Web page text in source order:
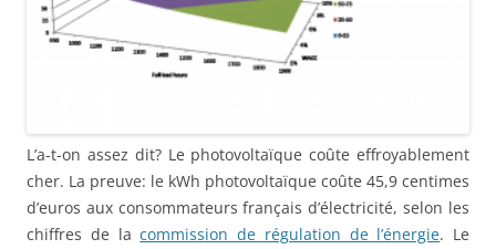
L’a-t-on assez dit? Le photovoltaïque coûte effroyablement
cher. La preuve: le kWh photovoltaïque coûte 45,9 centimes
d’euros aux consommateurs français d’électricité, selon les
chiffres de lacommission de régulation de l’énergie. Le